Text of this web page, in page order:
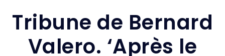
Tribune de Bernard
Valero. ‘Après le